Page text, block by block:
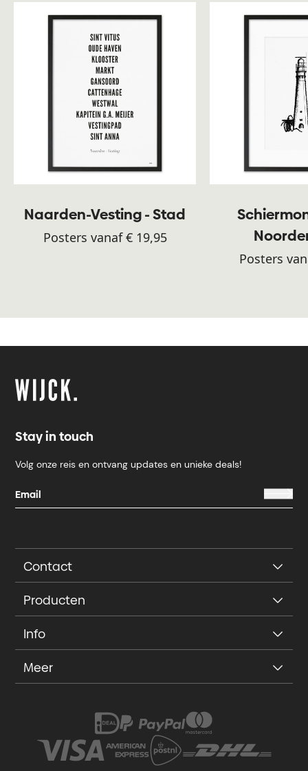
Naarden-Vesting - Stad
Posters vanaf € 19,95
Posters
Stay in touch
Volg onze reis en ontvang updates en unieke deals!
Contact
Producten
Info
Meer